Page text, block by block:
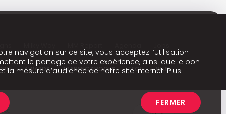
AWARDS TRAINING&BOOKS TECH BLUE
navigation sur ce site, vous acceptez l’utilisation
le partage de votre expérience, ainsi que le bon
la mesure d’audience de notre site internet. Plus
FERMER